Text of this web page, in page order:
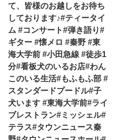
て、皆様のお越しをお待ち
しております♪#ティータイ
ム #コンサート#弾き語り#
ギター #懐メロ #秦野 #東
海大学前 #小田急線 #徒歩1
分#看板犬のいるお店#わん
このいる生活#もふもふ部 #
スタンダードプードル#子
犬います #東海大学前#ライ
ブレストラン#ミッシェル#
テラス#タウンニュース秦